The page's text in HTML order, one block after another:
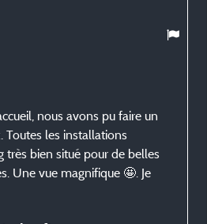
nous avons pu faire un
Toutes les installations
très bien situé pour de belles
Une vue magnifique 🤩. Je